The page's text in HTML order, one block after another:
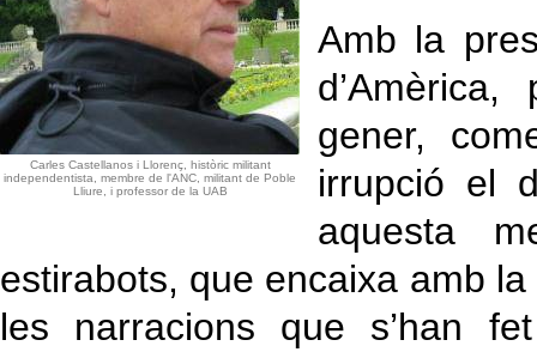
Carles Castellanos i Llorenç, històric militant
independentista, membre de l'ANC, militant de Poble
Lliure, i professor de la UAB
Amb la
gener,
irrupció el
aquesta
estirabots, que encaixa amb
les narracions que s’han